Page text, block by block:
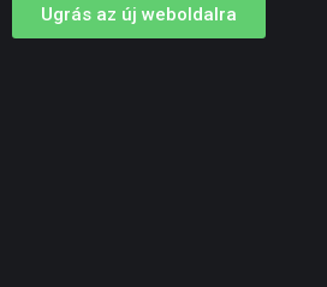
Ugrás az új weboldalra